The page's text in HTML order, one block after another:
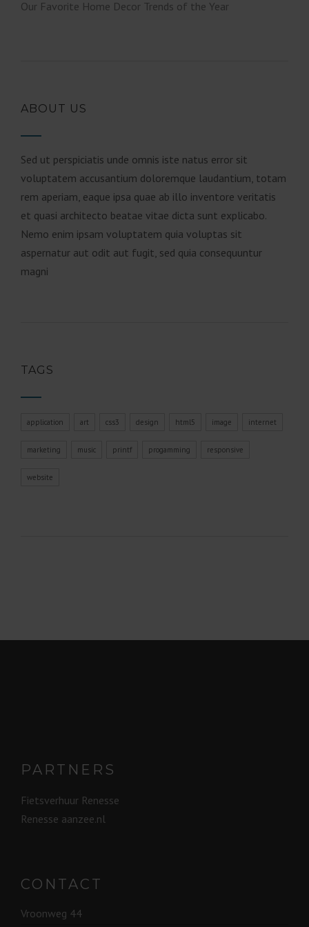
Our Favorite Home Decor Trends of the Year
ABOUT US
Sed ut perspiciatis unde omnis iste natus error sit
voluptatem accusantium doloremque laudantium, totam
rem aperiam, eaque ipsa quae ab illo inventore veritatis
et quasi architecto beatae vitae dicta sunt explicabo.
Nemo enim ipsam voluptatem quia voluptas sit
aspernatur aut odit aut fugit, sed quia consequuntur
magni
TAGS
application art css3 design html5 image internet
marketing music printf progamming responsive
website
PARTNERS
Fietsverhuur Renesse
Renesse aanzee.nl
CONTACT
Vroonweg 44